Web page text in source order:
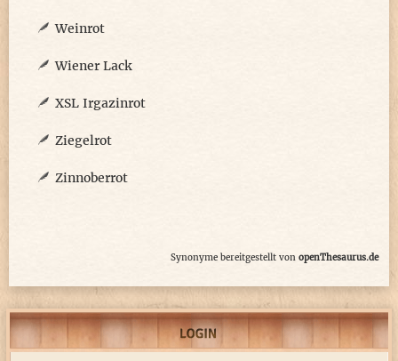
Weinrot
Wiener Lack
XSL Irgazinrot
Ziegelrot
Zinnoberrot
Synonyme bereitgestellt von openThesaurus.de